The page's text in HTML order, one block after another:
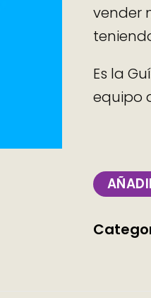
vender
Es la
equipo